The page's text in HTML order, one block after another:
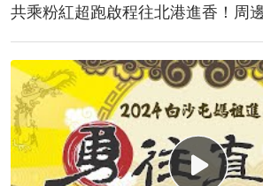
共乘粉紅超跑啟程往北港進香！周